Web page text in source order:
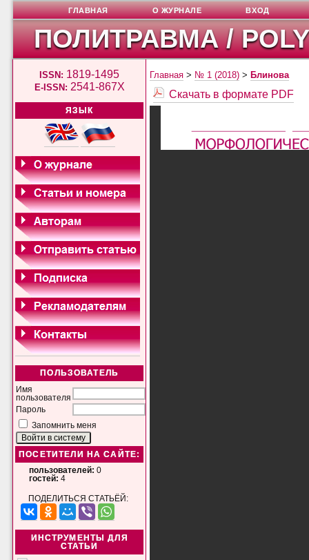
ПОЛИТРАВМА /
ISSN: 1819-1495
E-ISSN: 2541-867X
ЯЗЫК
ПОЛЬЗОВАТЕЛЬ
Имя
пользователя
Пароль
Запомнить меня
ПОСЕТИТЕЛИ НА САЙТЕ:
пользователей: 0
гостей: 4
ПОДЕЛИТЬСЯ СТАТЬЁЙ:
ИНСТРУМЕНТЫ ДЛЯ
СТАТЬИ
ГЛАВНАЯ О ЖУРНАЛЕ ВХОД
Главная > № 1 (2018) > Блинова
Скачать в формате PDF